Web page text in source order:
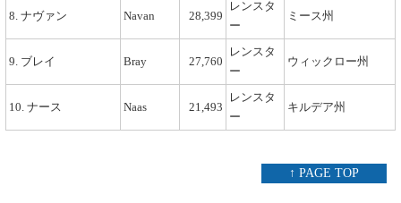
8. ナヴァン Navan 28,399
レンスタ
ー
ミース州
9. ブレイ Bray 27,760
レンスタ
ー
ウィックロー州
10. ナース Naas 21,493
レンスタ
ー
キルデア州
↑ PAGE TOP